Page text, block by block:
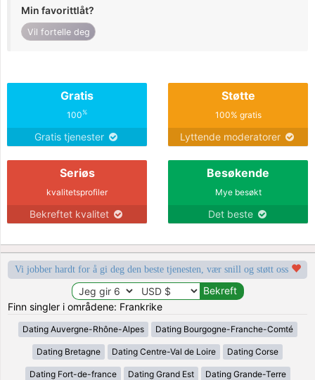
Min favorittlåt?
Vil fortelle deg
Gratis
100%
Gratis tjenester
Støtte
100% gratis
Lyttende moderatorer
Seriøs
kvalitetsprofiler
Bekreftet kvalitet
Besøkende
Mye besøkt
Det beste
Vi jobber hardt for å gi deg den beste tjenesten, vær snill og støtt oss
Finn singler i områdene: Frankrike
Dating Auvergne-Rhône-Alpes Dating Bourgogne-Franche-Comté
Dating Bretagne Dating Centre-Val de Loire Dating Corse
Dating Fort-de-france Dating Grand Est Dating Grande-Terre